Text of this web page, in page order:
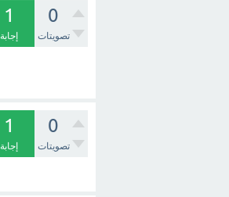
0
تصويتات
1
إجابة
0
تصويتات
1
إجابة